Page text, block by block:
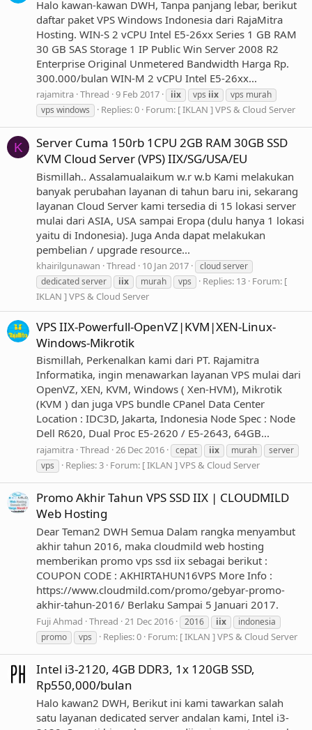
Halo kawan-kawan DWH, Tanpa panjang lebar, berikut
daftar paket VPS Windows Indonesia dari RajaMitra
Hosting. WIN-S 2 vCPU Intel E5-26xx Series 1 GB RAM
30 GB SAS Storage 1 IP Public Win Server 2008 R2
Enterprise Original Unmetered Bandwidth Harga Rp.
300.000/bulan WIN-M 2 vCPU Intel E5-26xx...
rajamitra Thread 9 Feb 2017 iix vps iix
vps murah
vps windows
Replies: 0 Forum: [ IKLAN ] VPS & Cloud Server
K
Server Cuma 150rb 1CPU 2GB RAM 30GB SSD
KVM Cloud Server (VPS) IIX/SG/USA/EU
Bismillah.. Assalamualaikum w.r w.b Kami melakukan
banyak perubahan layanan di tahun baru ini, sekarang
layanan Cloud Server kami tersedia di 15 lokasi server
mulai dari ASIA, USA sampai Eropa (dulu hanya 1 lokasi
yaitu di Indonesia). Juga Anda dapat melakukan
pembelian / upgrade resource...
khairilgunawan Thread 10 Jan 2017
cloud server
dedicated server
iix murah vps Replies: 13 Forum: [
IKLAN ] VPS & Cloud Server
VPS IIX-Powerfull-OpenVZ|KVM|XEN-Linux-
Windows-Mikrotik
Bismillah, Perkenalkan kami dari PT. Rajamitra
Informatika, ingin menawarkan layanan VPS mulai dari
OpenVZ, XEN, KVM, Windows ( Xen-HVM), Mikrotik
(KVM ) dan juga VPS bundle CPanel Data Center
Location : IDC3D, Jakarta, Indonesia Node Spec : Node
Dell R620, Dual Proc E5-2620 / E5-2643, 64GB...
rajamitra Thread 26 Dec 2016 cepat iix murah
server
vps
Replies: 3 Forum: [ IKLAN ] VPS & Cloud Server
Promo Akhir Tahun VPS SSD IIX | CLOUDMILD
Web Hosting
Dear Teman2 DWH Semua Dalam rangka menyambut
akhir tahun 2016, maka cloudmild web hosting
memberikan promo vps ssd iix sebagai berikut :
COUPON CODE : AKHIRTAHUN16VPS More Info :
https://www.cloudmild.com/promo/gebyar-promo-
akhir-tahun-2016/ Berlaku Sampai 5 Januari 2017.
Fuji Ahmad Thread 21 Dec 2016 2016 iix
indonesia
promo
vps Replies: 0 Forum: [ IKLAN ] VPS & Cloud Server
Intel i3-2120, 4GB DDR3, 1x 120GB SSD,
Rp550,000/bulan
Halo kawan2 DWH, Berikut ini kami tawarkan salah
satu layanan dedicated server andalan kami, Intel i3-